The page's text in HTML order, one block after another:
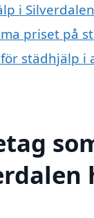
i
priset på
städhjälp